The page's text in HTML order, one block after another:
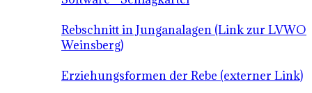
Rebschnitt in Junganalagen (Link zur LVWO
Weinsberg)
Erziehungsformen der Rebe (externer Link)